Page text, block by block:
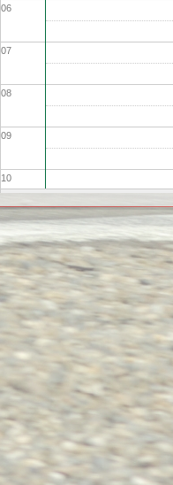
06
07
08
09
10
11
12
13
15
17